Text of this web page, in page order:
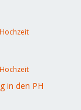
in den PH